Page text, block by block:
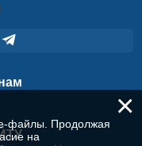
×
файлы. Продолжая
на